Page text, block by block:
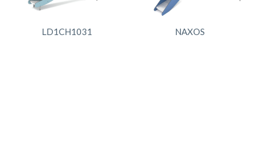
LD1CH1031 NAXOS